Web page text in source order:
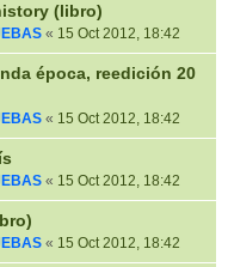
(libro)
« 15 Oct 2012, 18:42
época, reedición 20
« 15 Oct 2012, 18:42
« 15 Oct 2012, 18:42
« 15 Oct 2012, 18:42